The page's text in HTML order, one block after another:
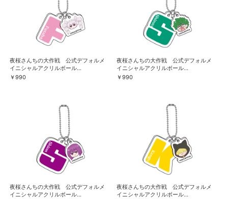
夜桜さんちの大作戦 公式デフォルメ
イニシャルアクリルボール...
￥990
夜桜さんちの大作戦 公式デフォルメ
イニシャルアクリルボール...
￥990
夜桜さんちの大作戦 公式デフォルメ
イニシャルアクリルボール...
夜桜さんちの大作戦 公式デフォルメ
イニシャルアクリルボール...